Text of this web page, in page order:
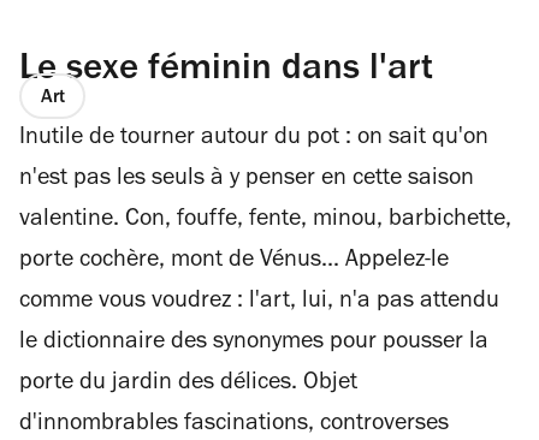
Le sexe féminin dans l'art
Art
Inutile de tourner autour du pot : on sait qu'on
n'est pas les seuls à y penser en cette saison
valentine. Con, fouffe, fente, minou, barbichette,
porte cochère, mont de Vénus... Appelez-le
comme vous voudrez : l'art, lui, n'a pas attendu
le dictionnaire des synonymes pour pousser la
porte du jardin des délices. Objet
d'innombrables fascinations, controverses